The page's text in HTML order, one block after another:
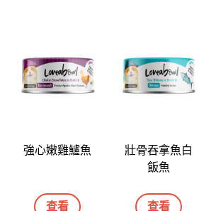
強心嫩雞鱸魚
查看
壯骨吞拿魚白
飯魚
查看